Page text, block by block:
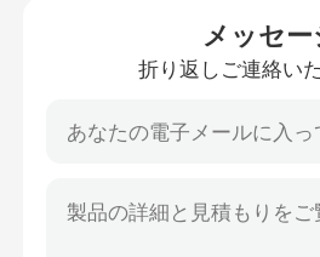
ODFのパッチ盤
繊維光学のディバイダー箱
光ファイバースプライス閉鎖
メッセー
折り返しご連絡い